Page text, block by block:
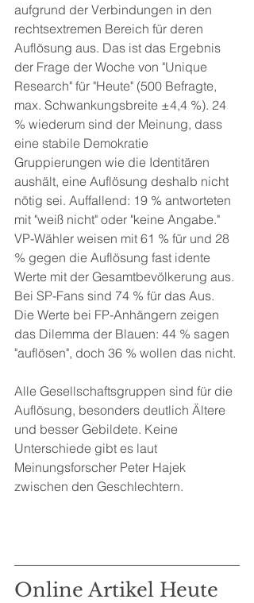
aufgrund der Verbindungen in den
rechtsextremen Bereich für deren
Auflösung aus. Das ist das Ergebnis
der Frage der Woche von "Unique
Research" für "Heute" (500 Befragte,
max. Schwankungsbreite ±4,4 %). 24
% wiederum sind der Meinung, dass
eine stabile Demokratie
Gruppierungen wie die Identitären
aushält, eine Auflösung deshalb nicht
nötig sei. Auffallend: 19 % antworteten
mit "weiß nicht" oder "keine Angabe."
VP-Wähler weisen mit 61 % für und 28
% gegen die Auflösung fast idente
Werte mit der Gesamtbevölkerung aus.
Bei SP-Fans sind 74 % für das Aus.
Die Werte bei FP-Anhängern zeigen
das Dilemma der Blauen: 44 % sagen
"auflösen", doch 36 % wollen das nicht.
Alle Gesellschaftsgruppen sind für die
Auflösung, besonders deutlich Ältere
und besser Gebildete. Keine
Unterschiede gibt es laut
Meinungsforscher Peter Hajek
zwischen den Geschlechtern.
Online Artikel Heute